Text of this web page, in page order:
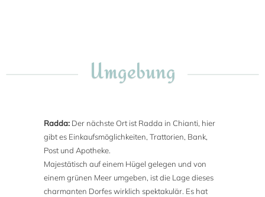
Umgebung
Radda: Der nächste Ort ist Radda in Chianti, hier
gibt es Einkaufsmöglichkeiten, Trattorien, Bank,
Post und Apotheke.
Majestätisch auf einem Hügel gelegen und von
einem grünen Meer umgeben, ist die Lage dieses
charmanten Dorfes wirklich spektakulär. Es hat